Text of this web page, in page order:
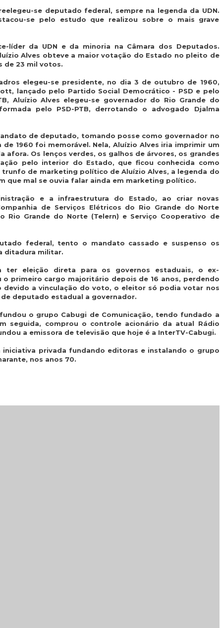
se deputado federal, sempre na legenda da UDN.
se pelo estudo que realizou sobre o mais grave
líder da UDN e da minoria na Câmara dos Deputados.
Alves obteve a maior votação do Estado no pleito de
de 23 mil votos.
elegeu-se presidente, no dia 3 de outubro de 1960,
lançado pelo Partido Social Democrático - PSD e pelo
Aluízio Alves elegeu-se governador do Rio Grande do
pelo PSD-PTB, derrotando o advogado Djalma
de deputado, tomando posse como governador no
de 1960 foi memorável. Nela, Aluízio Alves iria imprimir um
afora. Os lenços verdes, os galhos de árvores, os grandes
pelo interior do Estado, que ficou conhecida como
trunfo de marketing político de Aluízio Alves, a legenda do
que mal se ouvia falar ainda em marketing político.
e a infraestrutura do Estado, ao criar novas
de Serviços Elétricos do Rio Grande do Norte
Rio Grande do Norte (Telern) e Serviço Cooperativo de
federal, tento o mandato cassado e suspenso os
ditadura militar.
ter eleição direta para os governos estaduais, o ex-
primeiro cargo majoritário depois de 16 anos, perdendo
a vinculação do voto, o eleitor só podia votar nos
deputado estadual a governador.
o grupo Cabugi de Comunicação, tendo fundado a
seguida, comprou o controle acionário da atual Rádio
a emissora de televisão que hoje é a InterTV-Cabugi.
iniciativa privada fundando editoras e instalando o grupo
nos anos 70.